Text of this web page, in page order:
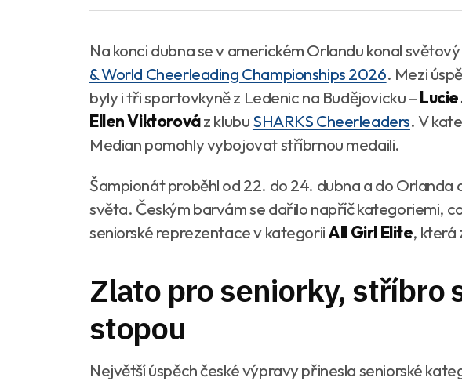
Na konci dubna se v americkém Orlandu konal
& World Cheerleading Championships 2026. Mezi
byly i tři sportovkyně z Ledenic na Budějovicku –
Ellen Viktorováz klubuSHARKS Cheerleaders. V
Median pomohly vybojovat stříbrnou medaili.
Šampionát proběhl od 22. do 24. dubna a do Orlanda
světa. Českým barvám se dařilo napříč kategoriemi,
seniorské reprezentace v kategoriiAll Girl Elite, která
Zlato pro seniorky, stříbro
stopou
Největší úspěch české výpravy přinesla seniorské